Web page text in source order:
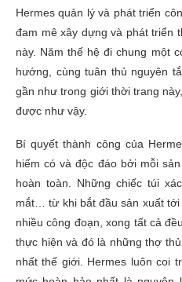
Hermes quản lý và phát triển
đam mê xây dựng và phát triển
này. Năm thế hệ đi chung một
hướng, cùng tuân thủ nguyên
gần như trong giới thời trang
được như vậy.
Bí quyết thành công của
hiếm có và độc đáo bởi mỗi
hoàn toàn. Những chiếc túi
mắt… từ khi bắt đầu sản xuất
nhiều công đoạn, xong tất cả
thực hiện và đó là những thợ
nhất thế giới. Hermes luôn coi